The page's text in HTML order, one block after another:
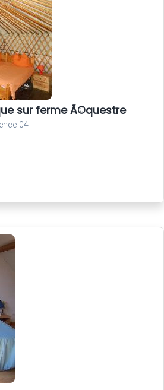
sur ferme Ã©questre
04